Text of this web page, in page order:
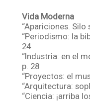
Vida Moderna
“Apariciones. Silo
“Periodismo: la
24
“Industria: en el
p. 28
“Proyectos: el
“Arquitectura:
“Ciencia: ¡arriba